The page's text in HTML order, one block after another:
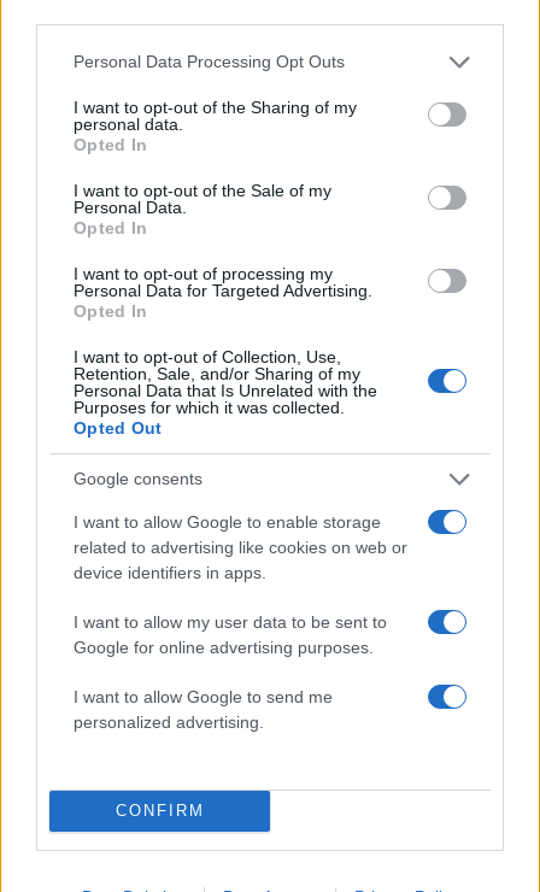
Please note that this website/app uses one or more Google
not limited to your visit or usage behaviour. You may click to
grant or deny consent to Google and its third-party tags to
use your data for below specified purposes in below Google
consent section.
Personal Data Processing Opt Outs
I want to opt-out of the Sharing of my
personal data.
Opted In
I want to opt-out of the Sale of my
Personal Data.
Opted In
I want to opt-out of processing my
Personal Data for Targeted Advertising.
Opted In
I want to opt-out of Collection, Use,
Retention, Sale, and/or Sharing of my
Personal Data that Is Unrelated with the
Purposes for which it was collected.
Opted Out
Google consents
I want to allow Google to enable storage
related to advertising like cookies on web or
device identifiers in apps.
I want to allow my user data to be sent to
Google for online advertising purposes.
I want to allow Google to send me
personalized advertising.
CONFIRM
Σχόλια
Σχολίασε εδώ
Υποβολή σχολίου
. Το site προστατεύεται από reCAPTCHA, ισχύουν
Πολιτική Απορρήτου&Όροι Χρήσηςτης Google.
Διεθνή
Share:
Ακολουθήστε το Νewsit.gr στοGoogle News
ενημερωθείτε πρώτοι για όλη την ειδησεογραφία και τα